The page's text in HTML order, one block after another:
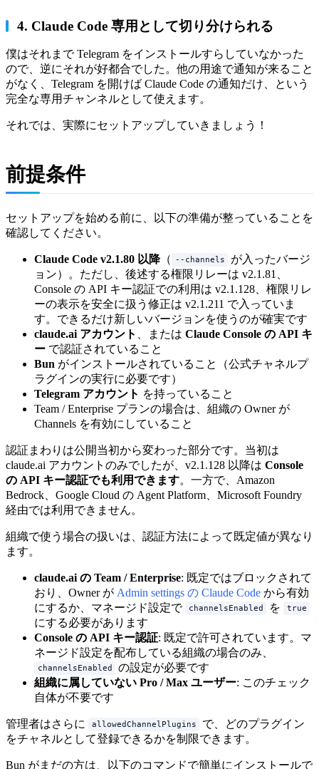
4. Claude Code 専用として切り分けられる
僕はそれまで Telegram をインストールすらしていなかった
ので、逆にそれが好都合でした。他の用途で通知が来ること
がなく、Telegram を開けば Claude Code の通知だけ、という
完全な専用チャンネルとして使えます。
それでは、実際にセットアップしていきましょう！
前提条件
セットアップを始める前に、以下の準備が整っていることを
確認してください。
Claude Code v2.1.80 以降（ --channels
が入ったバージ
ョン）。ただし、後述する権限リレーは v2.1.81、
Console の API キー認証での利用は v2.1.128、権限リレ
ーの表示を安全に扱う修正は v2.1.211 で入っていま
す。できるだけ新しいバージョンを使うのが確実です
claude.ai アカウント
、または Claude Console の API キ
ー で認証されていること
Bun がインストールされていること（公式チャネルプ
ラグインの実行に必要です）
Telegram アカウント を持っていること
Team / Enterprise プランの場合は、組織の Owner が
Channels を有効にしていること
認証まわりは公開当初から変わった部分です。当初は
claude.ai アカウントのみでしたが、v2.1.128 以降は Console
の API キー認証でも利用できます。一方で、Amazon
Bedrock、Google Cloud の Agent Platform、Microsoft Foundry
経由では利用できません。
組織で使う場合の扱いは、認証方法によって既定値が異なり
ます。
claude.ai の Team / Enterprise: 既定ではブロックされて
おり、Owner が Admin settings の Claude Code から有効
にするか、マネージド設定で
channelsEnabled を true
にする必要があります
Console の API キー認証: 既定で許可されています。マ
ネージド設定を配布している組織の場合のみ、
channelsEnabled
の設定が必要です
組織に属していない Pro / Max ユーザー: このチェック
自体が不要です
管理者はさらに allowedChannelPlugins
で、どのプラグイン
をチャネルとして登録できるかを制限できます。
Bun がまだの方は、以下のコマンドで簡単にインストールで